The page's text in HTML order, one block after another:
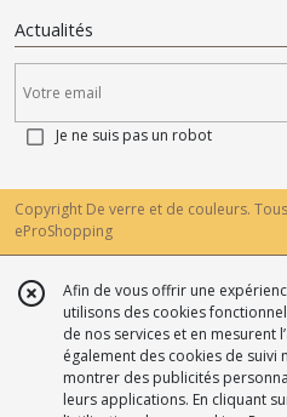
Actualités
Je ne suis pas un robot
Copyright De verre et de couleurs.
eProShopping
Afin de vous offrir une
utilisons des cookies
de nos services et en mesurent
également des cookies de suivi
montrer des publicités
leurs applications. En cliquant